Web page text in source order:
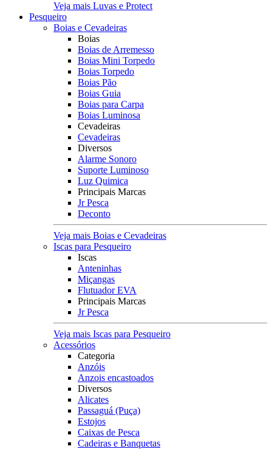
Veja mais Luvas e Protect
Pesqueiro
Boias e Cevadeiras
Boias
Boias de Arremesso
Boias Mini Torpedo
Boias Torpedo
Boias Pão
Boias Guia
Boias para Carpa
Boias Luminosa
Cevadeiras
Cevadeiras
Diversos
Alarme Sonoro
Suporte Luminoso
Luz Quimica
Principais Marcas
Jr Pesca
Deconto
Veja mais Boias e Cevadeiras
Iscas para Pesqueiro
Iscas
Anteninhas
Miçangas
Flutuador EVA
Principais Marcas
Jr Pesca
Veja mais Iscas para Pesqueiro
Acessórios
Categoria
Anzóis
Anzois encastoados
Diversos
Alicates
Passaguá (Puça)
Estojos
Caixas de Pesca
Cadeiras e Banquetas